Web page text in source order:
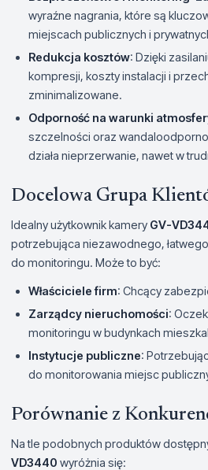
wyraźne nagrania, które są
miejscach publicznych i
Redukcja kosztów: Dzięki
kompresji, koszty instalacji i
zminimalizowane.
Odporność na warunki
szczelności oraz
działa nieprzerwanie, nawet w
Docelowa Grupa
Idealny użytkownik kamery GV-
potrzebująca niezawodnego,
do monitoringu. Może to być:
Właściciele firm: Chcący
Zarządcy nieruchomości:
monitoringu w budynkach
Instytucje publiczne:
do monitorowania miejsc
Porównanie z
Na tle podobnych produktów
VD3440 wyróżnia się: